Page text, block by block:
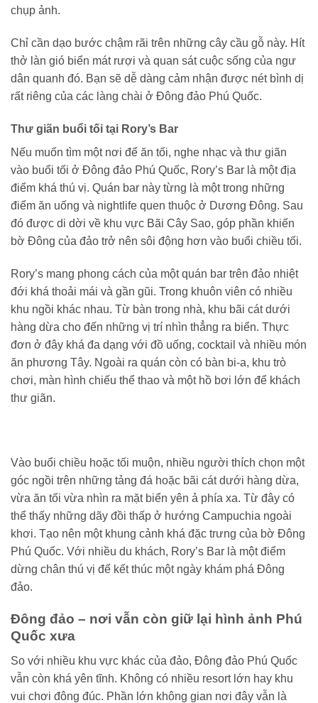
chụp ảnh.
Chỉ cần dạo bước chậm rãi trên những cây cầu gỗ này. Hít
thở làn gió biển mát rượi và quan sát cuộc sống của ngư
dân quanh đó. Bạn sẽ dễ dàng cảm nhận được nét bình dị
rất riêng của các làng chài ở Đông đảo Phú Quốc.
Thư giãn buổi tối tại Rory’s Bar
Nếu muốn tìm một nơi để ăn tối, nghe nhạc và thư giãn
vào buổi tối ở Đông đảo Phú Quốc, Rory’s Bar là một địa
điểm khá thú vị. Quán bar này từng là một trong những
điểm ăn uống và nightlife quen thuộc ở Dương Đông. Sau
đó được di dời về khu vực Bãi Cây Sao, góp phần khiến
bờ Đông của đảo trở nên sôi động hơn vào buổi chiều tối.
Rory’s mang phong cách của một quán bar trên đảo nhiệt
đới khá thoải mái và gần gũi. Trong khuôn viên có nhiều
khu ngồi khác nhau. Từ bàn trong nhà, khu bãi cát dưới
hàng dừa cho đến những vị trí nhìn thẳng ra biển. Thực
đơn ở đây khá đa dạng với đồ uống, cocktail và nhiều món
ăn phương Tây. Ngoài ra quán còn có bàn bi-a, khu trò
chơi, màn hình chiếu thể thao và một hồ bơi lớn để khách
thư giãn.
Vào buổi chiều hoặc tối muộn, nhiều người thích chọn một
góc ngồi trên những tảng đá hoặc bãi cát dưới hàng dừa,
vừa ăn tối vừa nhìn ra mặt biển yên ả phía xa. Từ đây có
thể thấy những dãy đồi thấp ở hướng Campuchia ngoài
khơi. Tạo nên một khung cảnh khá đặc trưng của bờ Đông
Phú Quốc. Với nhiều du khách, Rory’s Bar là một điểm
dừng chân thú vị để kết thúc một ngày khám phá Đông
đảo.
Đông đảo – nơi vẫn còn giữ lại hình ảnh Phú
Quốc xưa
So với nhiều khu vực khác của đảo, Đông đảo Phú Quốc
vẫn còn khá yên tĩnh. Không có nhiều resort lớn hay khu
vui chơi đông đúc. Phần lớn không gian nơi đây vẫn là